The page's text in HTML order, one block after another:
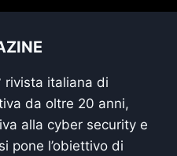
rivista italiana di
da oltre 20 anni,
alla cyber security e
pone l’obiettivo di